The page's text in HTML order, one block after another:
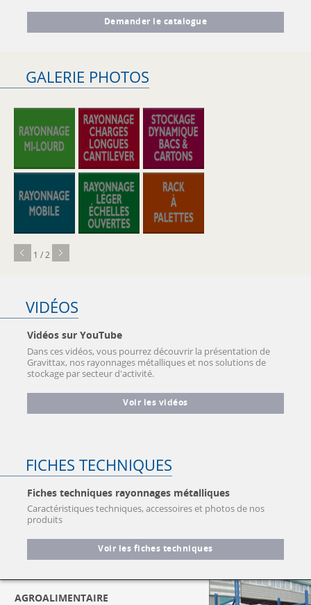
Demander le catalogue
GALERIE PHOTOS
1 / 2
VIDÉOS
Vidéos sur YouTube
Dans ces vidéos, vous pourrez découvrir la présentation de
Gravittax, nos rayonnages métalliques et nos solutions de
stockage par secteur d'activité.
Voir les vidéos
FICHES TECHNIQUES
Fiches techniques rayonnages métalliques
Caractéristiques techniques, accessoires et photos de nos
produits
Voir les fiches techniques
AGROALIMENTAIRE